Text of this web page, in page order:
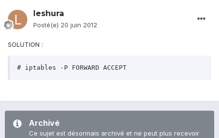
leshura
Posté(e) 20 juin 2012
SOLUTION :
Archivé
Ce sujet est désormais archivé et ne peut plus recevoir